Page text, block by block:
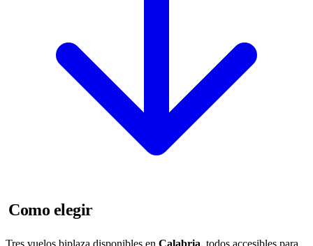
Como elegir
Tres vuelos biplaza disponibles en Calabria, todos accesibles para